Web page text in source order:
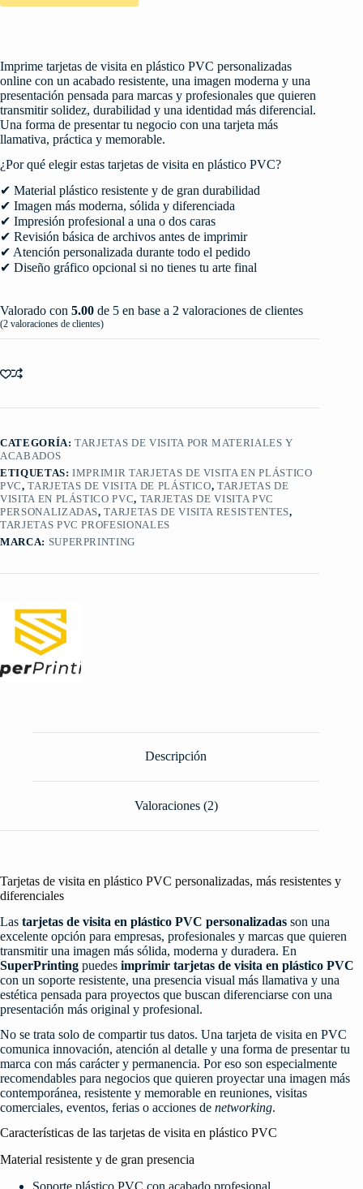
Imprime tarjetas de visita en plástico PVC personalizadas
online con un acabado resistente, una imagen moderna y una
presentación pensada para marcas y profesionales que quieren
transmitir solidez, durabilidad y una identidad más diferencial.
Una forma de presentar tu negocio con una tarjeta más
llamativa, práctica y memorable.
¿Por qué elegir estas tarjetas de visita en plástico PVC?
✔ Material plástico resistente y de gran durabilidad
✔ Imagen más moderna, sólida y diferenciada
✔ Impresión profesional a una o dos caras
✔ Revisión básica de archivos antes de imprimir
✔ Atención personalizada durante todo el pedido
✔ Diseño gráfico opcional si no tienes tu arte final
Valorado con 5.00 de 5 en base a 2 valoraciones de clientes
(2 valoraciones de clientes)
CATEGORÍA:TARJETAS DE VISITA POR MATERIALES Y
ACABADOS
ETIQUETAS:IMPRIMIR TARJETAS DE VISITA EN PLÁSTICO
PVC,TARJETAS DE VISITA DE PLÁSTICO,TARJETAS DE
VISITA EN PLÁSTICO PVC, TARJETAS DE VISITA PVC
PERSONALIZADAS,TARJETAS DE VISITA RESISTENTES,
TARJETAS PVC PROFESIONALES
MARCA: SUPERPRINTING
Descripción
Valoraciones (2)
Tarjetas de visita en plástico PVC personalizadas, más resistentes y
diferenciales
Las tarjetas de visita en plástico PVC personalizadas son una
excelente opción para empresas, profesionales y marcas que quieren
transmitir una imagen más sólida, moderna y duradera. En
SuperPrinting puedes imprimir tarjetas de visita en plástico PVC
con un soporte resistente, una presencia visual más llamativa y una
estética pensada para proyectos que buscan diferenciarse con una
presentación más original y profesional.
No se trata solo de compartir tus datos. Una tarjeta de visita en PVC
comunica innovación, atención al detalle y una forma de presentar tu
marca con más carácter y permanencia. Por eso son especialmente
recomendables para negocios que quieren proyectar una imagen más
contemporánea, resistente y memorable en reuniones, visitas
comerciales, eventos, ferias o acciones de networking.
Características de las tarjetas de visita en plástico PVC
Material resistente y de gran presencia
Soporte plástico PVC con acabado profesional.